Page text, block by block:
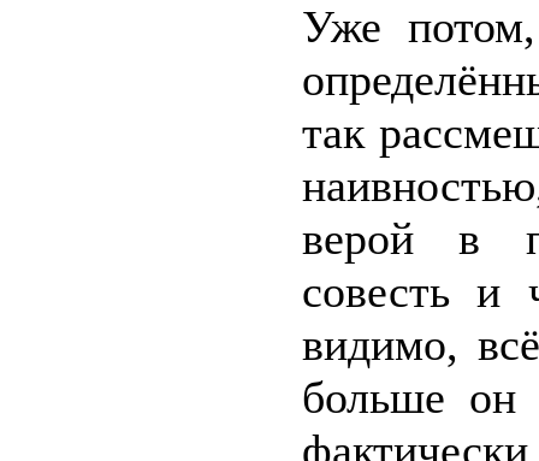
Уже
так
верой в
совесть и
видимо,
больше он